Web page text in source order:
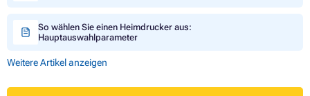
So wählen Sie einen Heimdrucker aus:
Hauptauswahlparameter
Weitere Artikel anzeigen